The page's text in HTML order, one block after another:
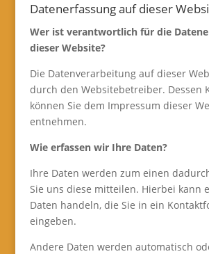
Datenerfassung auf dieser
Wer ist verantwortlich für die
dieser Website?
Die Datenverarbeitung auf dieser
durch den Websitebetreiber. Dessen
können Sie dem Impressum dieser
entnehmen.
Wie erfassen wir Ihre Daten?
Ihre Daten werden zum einen
Sie uns diese mitteilen. Hierbei kann
Daten handeln, die Sie in ein
eingeben.
Andere Daten werden automatisch